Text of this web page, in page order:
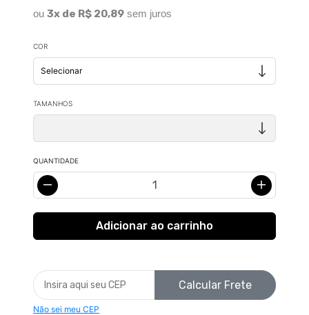
ou 3x de R$ 20,89 sem juros
COR
TAMANHOS
QUANTIDADE
Calcular Frete
Não sei meu CEP